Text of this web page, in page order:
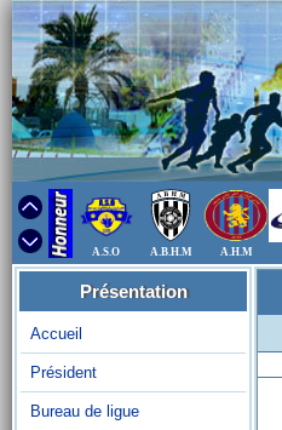
A.S.O A.B.H.M A.H.M
Présentation
Accueil
Président
Bureau de ligue